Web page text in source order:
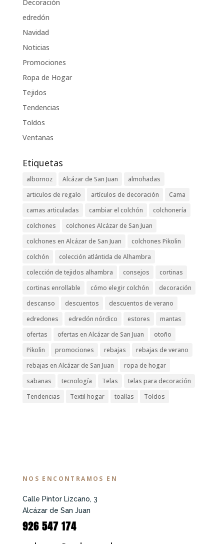
Decoración
edredón
Navidad
Noticias
Promociones
Ropa de Hogar
Tejidos
Tendencias
Toldos
Ventanas
Etiquetas
albornoz Alcázar de San Juan
almohadas
articulos de regalo
artículos de decoración
Cama
camas articuladas
cambiar el colchón
colchonería
colchones
colchones Alcázar de San Juan
colchones en Alcázar de San Juan
colchones Pikolin
colchón
colección atlántida de Alhambra
colección de tejidos alhambra
consejos
cortinas
cortinas enrollable
cómo elegir colchón
decoración
descanso
descuentos
descuentos de verano
edredones
edredón nórdico estores
mantas
ofertas
ofertas en Alcázar de San Juan
otoño
Pikolin
promociones rebajas
rebajas de verano
rebajas en Alcázar de San Juan
ropa de hogar
sabanas
tecnología Telas
telas para decoración
Tendencias
Textil hogar toallas Toldos
NOS ENCONTRAMOS EN
Calle Pintor Lizcano, 3
Alcázar de San Juan
926 547 174